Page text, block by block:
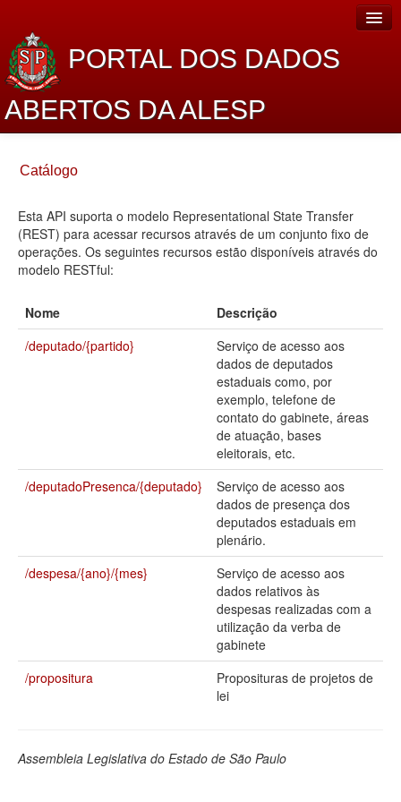
PORTAL DOS DADOS
ABERTOS DA ALESP
Sobre o projeto
Dados Abertos Alesp
Lei de Acesso à Informação
Planejamento
Catálogo de dados
Legislação
Perguntas frequentes
Catálogo
Esta API suporta o modelo Representational State Transfer
(REST) para acessar recursos através de um conjunto fixo de
operações. Os seguintes recursos estão disponíveis através do
modelo RESTful:
Nome
Descrição
/deputado/{partido}
Serviço de acesso aos
dados de deputados
estaduais como, por
exemplo, telefone de
contato do gabinete, áreas
de atuação, bases
eleitorais, etc.
/deputadoPresenca/{deputado}
Serviço de acesso aos
dados de presença dos
deputados estaduais em
plenário.
/despesa/{ano}/{mes}
Serviço de acesso aos
dados relativos às
despesas realizadas com a
utilização da verba de
gabinete
/propositura
Proposituras de projetos de
lei
Assembleia Legislativa do Estado de São Paulo